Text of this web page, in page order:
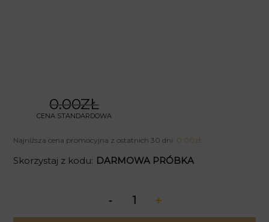
0.00ZŁ
CENA STANDARDOWA
Najniższa cena promocyjna z ostatnich 30 dni: 0.00zł
Skorzystaj z kodu: DARMOWA PRÓBKA